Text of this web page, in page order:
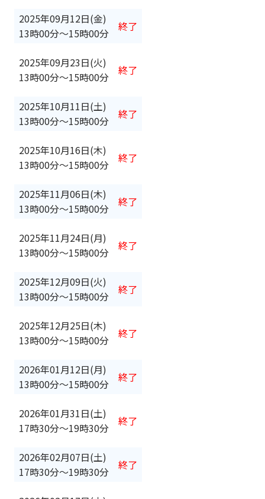
2025年09月12日(金)
13時00分〜15時00分
終了
2025年09月23日(火)
13時00分〜15時00分
終了
2025年10月11日(土)
13時00分〜15時00分
終了
2025年10月16日(木)
13時00分〜15時00分
終了
2025年11月06日(木)
13時00分〜15時00分
終了
2025年11月24日(月)
13時00分〜15時00分
終了
2025年12月09日(火)
13時00分〜15時00分
終了
2025年12月25日(木)
13時00分〜15時00分
終了
2026年01月12日(月)
13時00分〜15時00分
終了
2026年01月31日(土)
17時30分〜19時30分
終了
2026年02月07日(土)
17時30分〜19時30分
終了